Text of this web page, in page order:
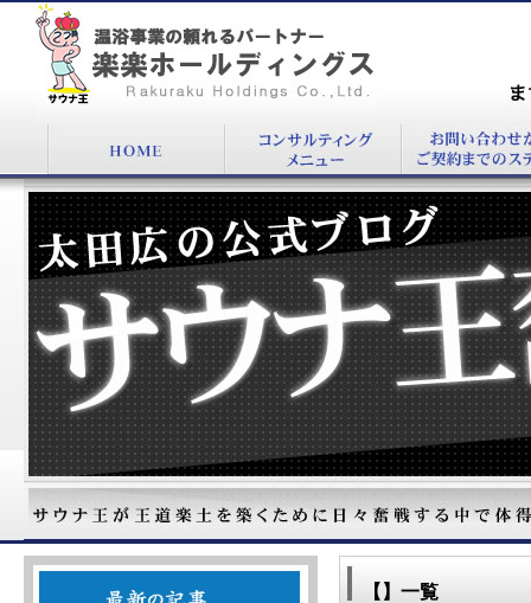
『』：温浴施設コンサルタント太田 広公式
BLOG
00
太田広の公式ブログ：サウナ王奮戦記！
【】一覧